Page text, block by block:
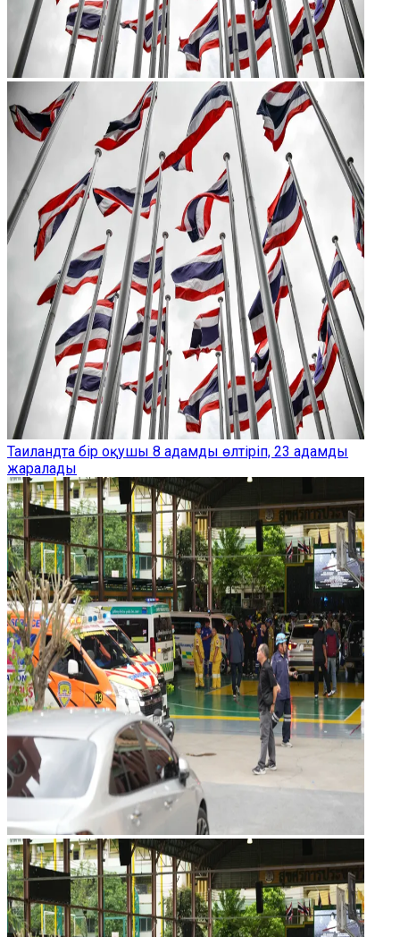
Таиландта бір оқушы 8 адамды өлтіріп, 23 адамды
жаралады